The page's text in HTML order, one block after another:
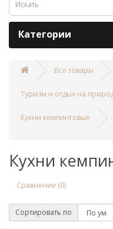
Категории
Все товары
Туризм и отдых на
Кухни кемпинговые
Кухни
Сравнение (0)
Сортировать по